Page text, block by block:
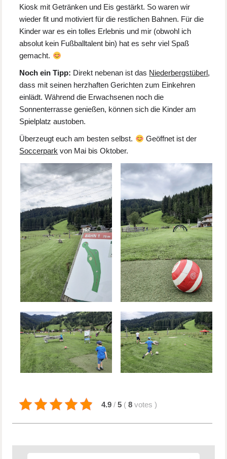
Kiosk mit Getränken und Eis gestärkt. So waren wir
wieder fit und motiviert für die restlichen Bahnen. Für die
Kinder war es ein tolles Erlebnis und mir (obwohl ich
absolut kein Fußballtalent bin) hat es sehr viel Spaß
gemacht.
Noch ein Tipp: Direkt nebenan ist das Niederbergstüberl ,
dass mit seinen herzhaften Gerichten zum Einkehren
einlädt. Während die Erwachsenen noch die
Sonnenterrasse genießen, können sich die Kinder am
Spielplatz austoben.
Überzeugt euch am besten selbst.
Geöffnet ist der
Soccerpark von Mai bis Oktober.
4.9 / 5 ( 8 votes)